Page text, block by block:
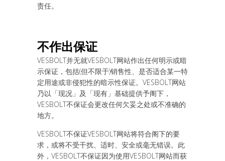
责任。
不作出保证
VESBOLT并无就VESBOLT网站作出任何明示或暗
示保证，包括(但不限于)销售性、是否适合某一特
定用途或非侵犯性的暗示性保证。VESBOLT网站
乃以「现况」及「现有」基础提供予阁下，
VESBOLT不保证会更改任何欠妥之处或不准确的
地方。
VESBOLT不保证VESBOLT网站将符合阁下的要
求，或将不受干扰、适时、安全或毫无错误。此
外，VESBOLT不保证因为使用VESBOLT网站而获